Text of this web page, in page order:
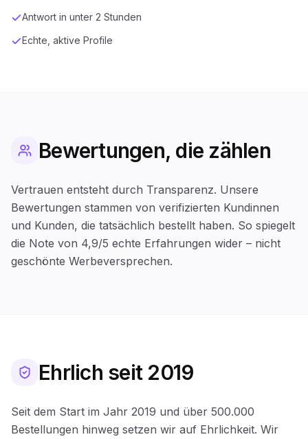
Antwort in unter 2 Stunden
Echte, aktive Profile
Bewertungen, die zählen
Vertrauen entsteht durch Transparenz. Unsere
Bewertungen stammen von verifizierten Kundinnen
und Kunden, die tatsächlich bestellt haben. So spiegelt
die Note von 4,9/5 echte Erfahrungen wider – nicht
geschönte Werbeversprechen.
Ehrlich seit 2019
Seit dem Start im Jahr 2019 und über 500.000
Bestellungen hinweg setzen wir auf Ehrlichkeit. Wir